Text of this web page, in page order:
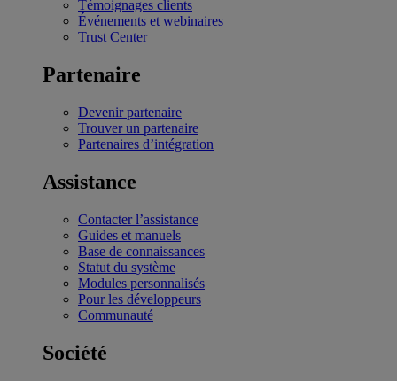
Témoignages clients
Événements et webinaires
Trust Center
Partenaire
Devenir partenaire
Trouver un partenaire
Partenaires d’intégration
Assistance
Contacter l’assistance
Guides et manuels
Base de connaissances
Statut du système
Modules personnalisés
Pour les développeurs
Communauté
Société